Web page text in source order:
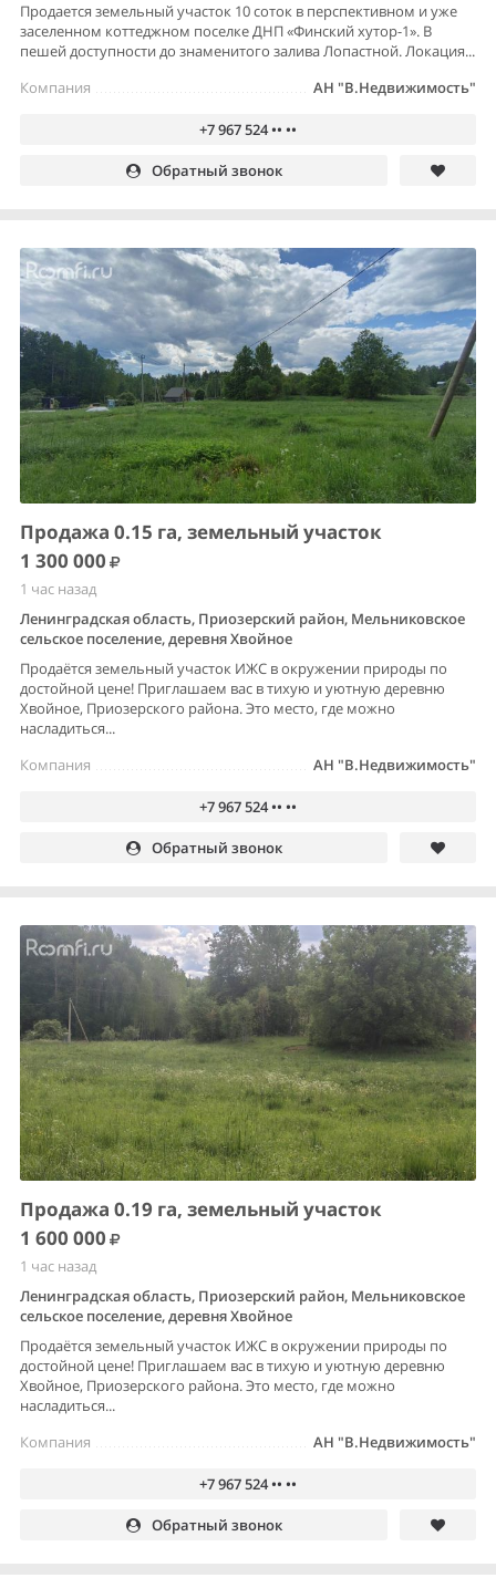
Продается земельный участок 10 соток в перспективном и уже
заселенном коттеджном поселке ДНП «Финский хутор-1». В
пешей доступности до знаменитого залива Лопастной. Локация...
АН "В.Недвижимость"
Компания
+7 967 524 •• ••
Обратный звонок
Продажа 0.15 га, земельный участок
1 300 000
1 час назад
Ленинградская область, Приозерский район, Мельниковское
сельское поселение, деревня Хвойное
Продаётся земельный участок ИЖС в окружении природы по
достойной цене! Приглашаем вас в тихую и уютную деревню
Хвойное, Приозерского района. Это место, где можно
насладиться...
АН "В.Недвижимость"
Компания
+7 967 524 •• ••
Обратный звонок
Продажа 0.19 га, земельный участок
1 600 000
1 час назад
Ленинградская область, Приозерский район, Мельниковское
сельское поселение, деревня Хвойное
Продаётся земельный участок ИЖС в окружении природы по
достойной цене! Приглашаем вас в тихую и уютную деревню
Хвойное, Приозерского района. Это место, где можно
насладиться...
АН "В.Недвижимость"
Компания
+7 967 524 •• ••
Обратный звонок